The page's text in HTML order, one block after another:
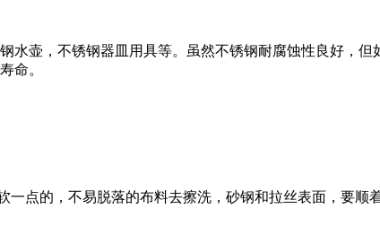
壶，不锈钢器皿用具等。虽然不锈钢耐腐蚀性良好，但
命。
点的，不易脱落的布料去擦洗，砂钢和拉丝表面，要顺